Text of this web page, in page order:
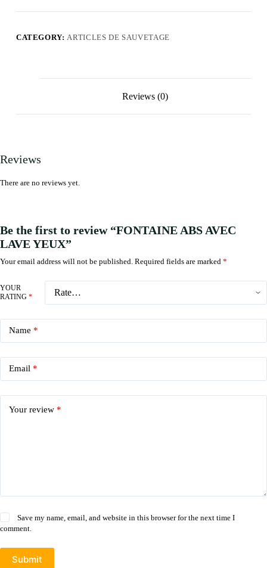
CATEGORY: ARTICLES DE SAUVETAGE
Reviews (0)
Reviews
There are no reviews yet.
Be the first to review “FONTAINE ABS AVEC
LAVE YEUX”
Your email address will not be published. Required fields are marked *
YOUR
RATING *
Name *
Email *
Your review *
Save my name, email, and website in this browser for the next time I
comment.
Submit